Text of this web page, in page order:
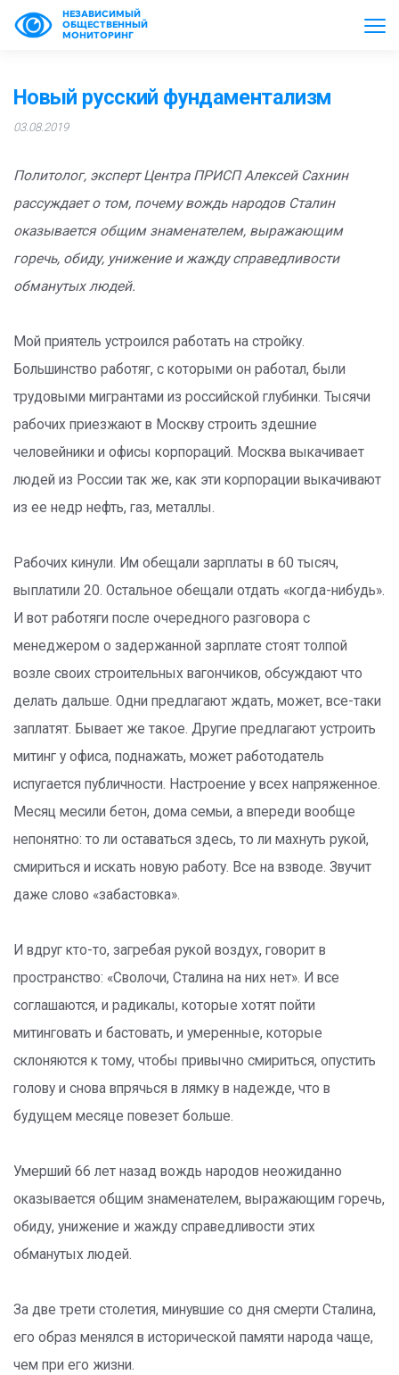
НЕЗАВИСИМЫЙ
ОБЩЕСТВЕННЫЙ
МОНИТОРИНГ
Новый русский фундаментализм
03.08.2019
Политолог, эксперт Центра ПРИСП Алексей Сахнин
рассуждает о том, почему вождь народов Сталин
оказывается общим знаменателем, выражающим
горечь, обиду, унижение и жажду справедливости
обманутых людей.
Мой приятель устроился работать на стройку.
Большинство работяг, с которыми он работал, были
трудовыми мигрантами из российской глубинки. Тысячи
рабочих приезжают в Москву строить здешние
человейники и офисы корпораций. Москва выкачивает
людей из России так же, как эти корпорации выкачивают
из ее недр нефть, газ, металлы.
Рабочих кинули. Им обещали зарплаты в 60 тысяч,
выплатили 20. Остальное обещали отдать «когда-нибудь».
И вот работяги после очередного разговора с
менеджером о задержанной зарплате стоят толпой
возле своих строительных вагончиков, обсуждают что
делать дальше. Одни предлагают ждать, может, все-таки
заплатят. Бывает же такое. Другие предлагают устроить
митинг у офиса, поднажать, может работодатель
испугается публичности. Настроение у всех напряженное.
Месяц месили бетон, дома семьи, а впереди вообще
непонятно: то ли оставаться здесь, то ли махнуть рукой,
смириться и искать новую работу. Все на взводе. Звучит
даже слово «забастовка».
И вдруг кто-то, загребая рукой воздух, говорит в
пространство: «Сволочи, Сталина на них нет». И все
соглашаются, и радикалы, которые хотят пойти
митинговать и бастовать, и умеренные, которые
склоняются к тому, чтобы привычно смириться, опустить
голову и снова впрячься в лямку в надежде, что в
будущем месяце повезет больше.
Умерший 66 лет назад вождь народов неожиданно
оказывается общим знаменателем, выражающим горечь,
обиду, унижение и жажду справедливости этих
обманутых людей.
За две трети столетия, минувшие со дня смерти Сталина,
его образ менялся в исторической памяти народа чаще,
чем при его жизни.